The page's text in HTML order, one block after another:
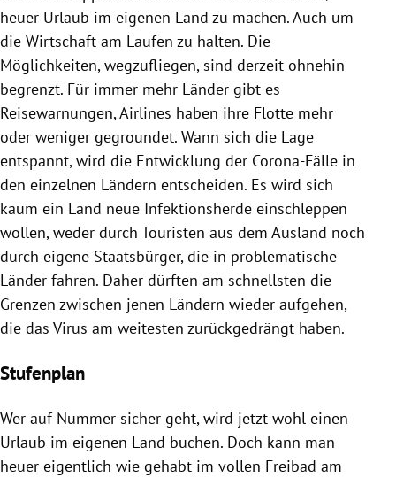
heuer Urlaub im eigenen Land zu machen. Auch um
die Wirtschaft am Laufen zu halten. Die
Möglichkeiten, wegzufliegen, sind derzeit ohnehin
begrenzt. Für immer mehr Länder gibt es
Reisewarnungen, Airlines haben ihre Flotte mehr
oder weniger gegroundet. Wann sich die Lage
entspannt, wird die Entwicklung der Corona-Fälle in
den einzelnen Ländern entscheiden. Es wird sich
kaum ein Land neue Infektionsherde einschleppen
wollen, weder durch Touristen aus dem Ausland noch
durch eigene Staatsbürger, die in problematische
Länder fahren. Daher dürften am schnellsten die
Grenzen zwischen jenen Ländern wieder aufgehen,
die das Virus am weitesten zurückgedrängt haben.
Stufenplan
Wer auf Nummer sicher geht, wird jetzt wohl einen
Urlaub im eigenen Land buchen. Doch kann man
heuer eigentlich wie gehabt im vollen Freibad am